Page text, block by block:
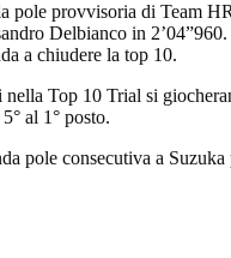
pole provvisoria di Team
Delbianco in
a chiudere la top 10.
Top 10 Trial si
al 1° posto.
pole consecutiva a